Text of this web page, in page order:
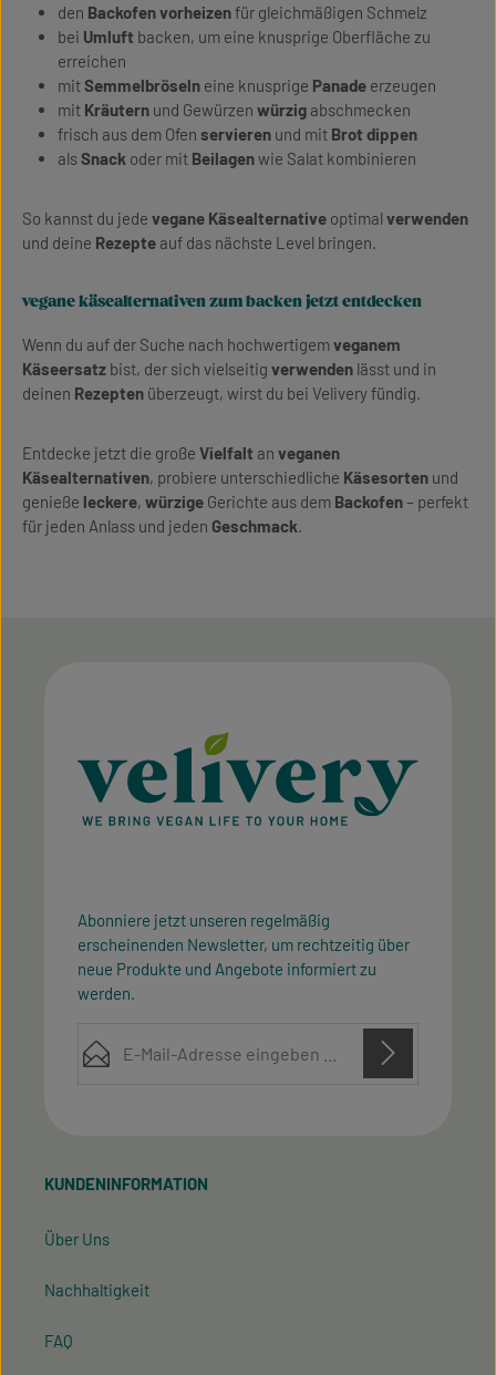
den Backofen vorheizenfür gleichmäßigen Schmelz
bei Umluft backen, um eine knusprige Oberfläche zu
erreichen
mitSemmelbröseln eine knusprige Panade erzeugen
mit Kräutern und Gewürzen würzig abschmecken
frisch aus dem Ofen servieren und mit Brot dippen
alsSnack oder mit Beilagenwie Salat kombinieren
So kannst du jede vegane Käsealternative optimal verwenden
und deine Rezepte auf das nächste Level bringen.
vegane käsealternativen zum backen jetzt entdecken
Wenn du auf der Suche nach hochwertigemveganem
Käseersatz bist, der sich vielseitig verwenden lässt und in
deinen Rezepten überzeugt, wirst du bei Velivery fündig.
Entdecke jetzt die große Vielfalt an veganen
Käsealternativen, probiere unterschiedliche Käsesorten und
genieße leckere, würzige Gerichte aus dem Backofen– perfekt
für jeden Anlass und jeden Geschmack.
Abonniere jetzt unseren regelmäßig
erscheinenden Newsletter, um rechtzeitig über
neue Produkte und Angebote informiert zu
werden.
mit ihnen einverstanden.
KUNDENINFORMATION
Über Uns
Nachhaltigkeit
FAQ